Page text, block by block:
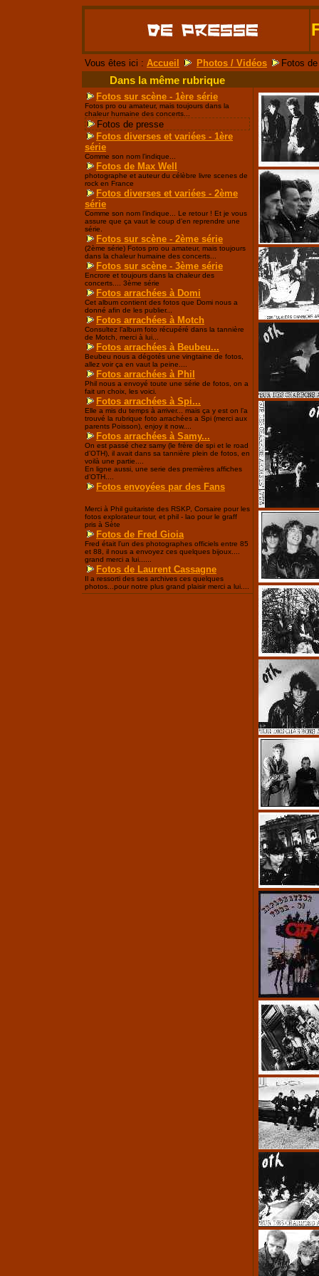
Vous êtes ici : Accueil Photos / Vidéos Fotos
Dans la même rubrique
Fotos sur scène - 1ère série
Fotos pro ou amateur, mais toujours dans la
chaleur humaine des concerts...
Fotos de presse
Fotos diverses et variées - 1ère
série
Comme son nom l’indique...
Fotos de Max Well
photographe et auteur du célèbre livre scenes de
rock en France
Fotos diverses et variées - 2ème
série
Comme son nom l’indique... Le retour ! Et je vous
assure que ça vaut le coup d’en reprendre une
série.
Fotos sur scène - 2ème série
(2ème série) Fotos pro ou amateur, mais toujours
dans la chaleur humaine des concerts...
Fotos sur scène - 3ème série
Encrore et toujours dans la chaleur des
concerts.... 3ème série
Fotos arrachées à Domi
Cet album contient des fotos que Domi nous a
donné afin de les publier...
Fotos arrachées à Motch
Consultez l’album foto récupéré dans la tannière
de Motch, merci à lui...
Fotos arrachées à Beubeu...
Beubeu nous a dégotés une vingtaine de fotos,
allez voir ça en vaut la peine....
Fotos arrachées à Phil
Phil nous a envoyé toute une série de fotos, on a
fait un choix, les voici.
Fotos arrachées à Spi...
Elle a mis du temps à arriver... mais ça y est on l’a
trouvé la rubrique foto arrachées a Spi (merci aux
parents Poisson), enjoy it now....
Fotos arrachées à Samy...
On est passé chez samy (le frère de spi et le road
d’OTH), il avait dans sa tannière plein de fotos, en
voilà une partie....
En ligne aussi, une serie des premières affiches
d’OTH....
Fotos envoyées par des Fans
Merci à Phil guitariste des RSKP, Corsaire pour les
fotos explorateur tour, et phil - lao pour le graff
pris à Sète
Fotos de Fred Gioia
Fred était l’un des photographes officiels entre 85
et 88, il nous a envoyez ces quelques bijoux....
grand merci a lui......
Fotos de Laurent Cassagne
Il a ressorti des ses archives ces quelques
photos...pour notre plus grand plaisir merci a lui....